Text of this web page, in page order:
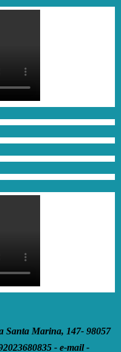
Marina, 147- 98057
- e-mail -